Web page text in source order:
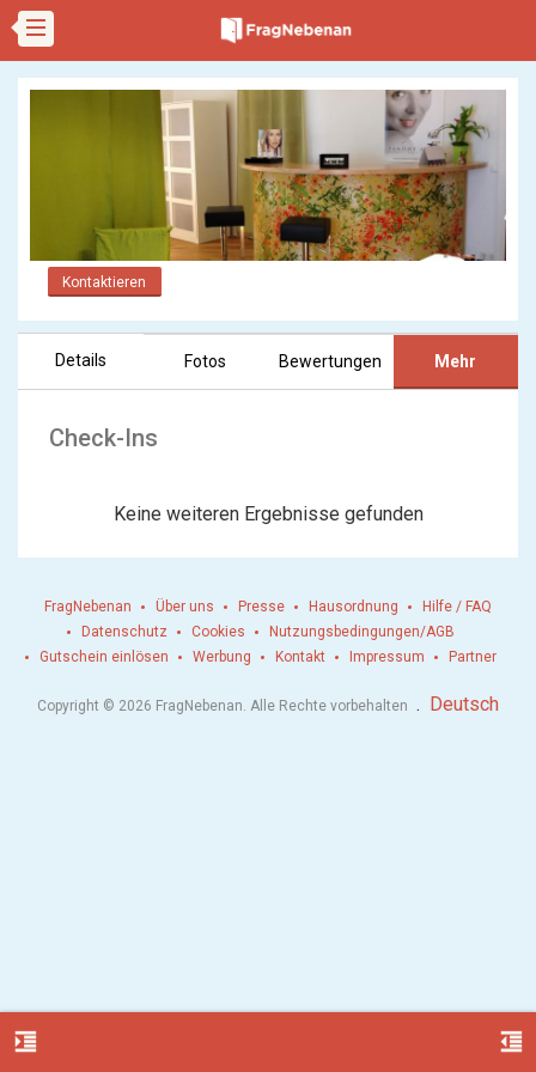
Kontaktieren
Details Fotos Bewertungen Mehr
Check-Ins
Keine weiteren Ergebnisse gefunden
format_indent_increase format_indent_decrease
FragNebenan Über uns Presse Hausordnung
Hilfe / FAQ
Datenschutz
Cookies
Nutzungsbedingungen/AGB
Gutschein einlösen
Werbung Kontakt Impressum Partner
Copyright © 2026 FragNebenan. Alle Rechte vorbehalten . Deutsch